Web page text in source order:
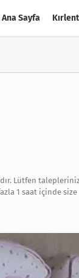
Ana Sayfa
Lütfen
1 saat içinde size